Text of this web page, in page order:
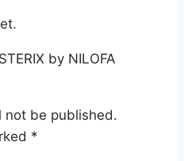
by NILOFA
not be published.
*